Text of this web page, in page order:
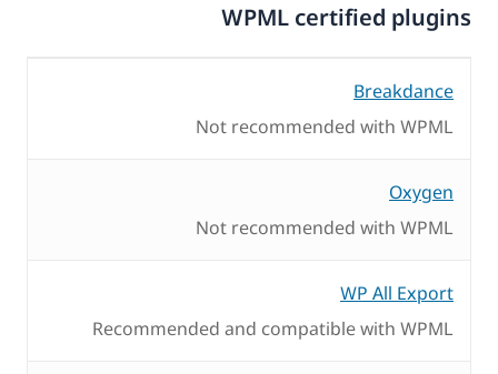
WPML certified plugins
Breakdance
Not recommended with WPML
Oxygen
Not recommended with WPML
WP All Export
Recommended and compatible with WPML